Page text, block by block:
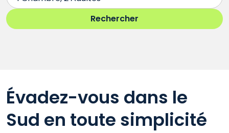
Évadez-vous dans le
Sud en toute simplicité